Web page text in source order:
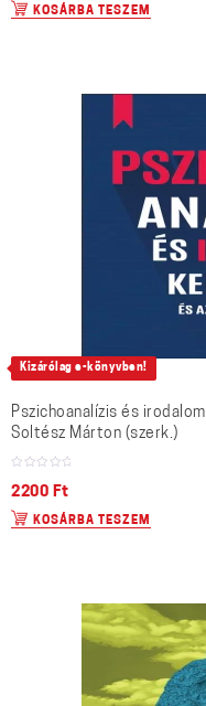
KOSÁRBA TESZEM
Kizárólag e-könyvben!
Pszichoanalízis és irodalom
Soltész Márton (szerk.)
2200 Ft
KOSÁRBA TESZEM